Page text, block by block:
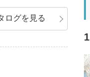
1
ログを見る